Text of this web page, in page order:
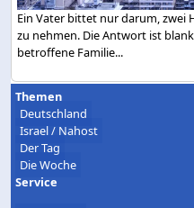
Ein Vater bittet nur darum, zwei
zu nehmen. Die Antwort ist
betroffene Familie...
Themen
Deutschland
Israel / Nahost
Der Tag
Die Woche
Service